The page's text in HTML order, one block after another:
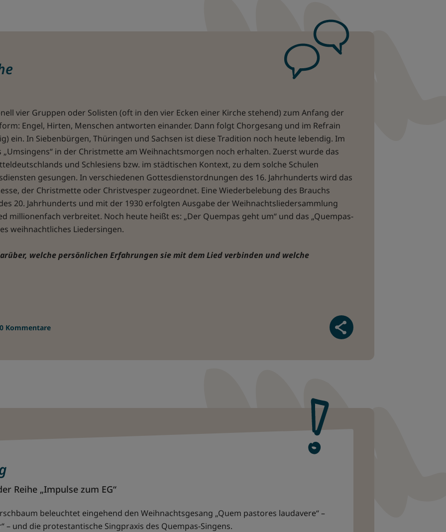
vier Gruppen oder Solisten (oft in den vier Ecken einer Kirche stehend) zum Anfang der
Engel, Hirten, Menschen antworten einander. Dann folgt Chorgesang und im Refrain
ein. In Siebenbürgen, Thüringen und Sachsen ist diese Tradition noch heute lebendig. Im
in der Christmette am Weihnachtsmorgen noch erhalten. Zuerst wurde das
und Schlesiens bzw. im städtischen Kontext, zu dem solche Schulen
gesungen. In verschiedenen Gottesdienstordnungen des 16. Jahrhunderts wird das
der Christmette oder Christvesper zugeordnet. Eine Wiederbelebung des Brauchs
20. Jahrhunderts und mit der 1930 erfolgten Ausgabe der Weihnachtsliedersammlung
millionenfach verbreitet. Noch heute heißt es: „Der Quempas geht um“ und das „Quempas-
weihnachtliches Liedersingen.
welche persönlichen Erfahrungen sie mit dem Lied verbinden und welche
0 Kommentare
Reihe „Impulse zum EG“
beleuchtet eingehend den Weihnachtsgesang „Quem pastores laudavere“ –
– und die protestantische Singpraxis des Quempas-Singens.